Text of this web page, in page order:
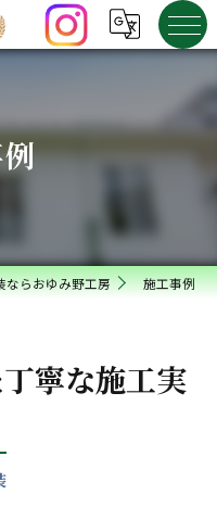
ならおゆみ野工房 施工事例
寧な施工実